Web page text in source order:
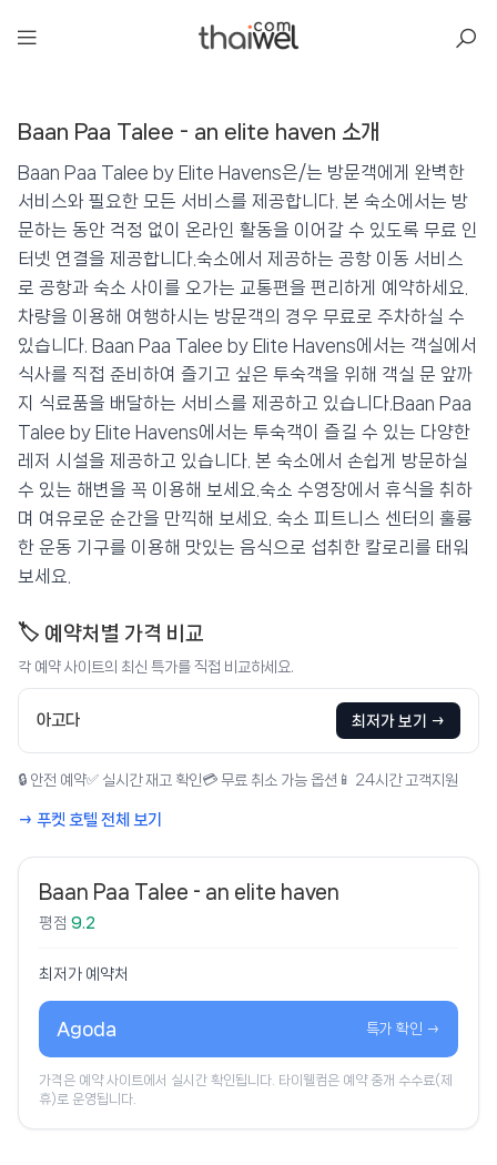
Baan Paa Talee - an elite haven
📍 푸켓★★★ ⭐ 9.2
💰 최저가 확인 · 예약하기
Baan Paa Talee - an elite haven 소개
Baan Paa Talee by Elite Havens은/는 방문객에게 완벽한
서비스와 필요한 모든 서비스를 제공합니다. 본 숙소에서는 방
문하는 동안 걱정 없이 온라인 활동을 이어갈 수 있도록 무료 인
터넷 연결을 제공합니다.숙소에서 제공하는 공항 이동 서비스
로 공항과 숙소 사이를 오가는 교통편을 편리하게 예약하세요.
차량을 이용해 여행하시는 방문객의 경우 무료로 주차하실 수
있습니다. Baan Paa Talee by Elite Havens에서는 객실에서
식사를 직접 준비하여 즐기고 싶은 투숙객을 위해 객실 문 앞까
지 식료품을 배달하는 서비스를 제공하고 있습니다.Baan Paa
Talee by Elite Havens에서는 투숙객이 즐길 수 있는 다양한
레저 시설을 제공하고 있습니다. 본 숙소에서 손쉽게 방문하실
수 있는 해변을 꼭 이용해 보세요.숙소 수영장에서 휴식을 취하
며 여유로운 순간을 만끽해 보세요. 숙소 피트니스 센터의 훌륭
한 운동 기구를 이용해 맛있는 음식으로 섭취한 칼로리를 태워
보세요.
🏷️ 예약처별 가격 비교
각 예약 사이트의 최신 특가를 직접 비교하세요.
아고다 최저가 보기 →
🔒 안전 예약✅ 실시간 재고 확인 💳 무료 취소 가능 옵션 📱 24시간 고객지원
→ 푸켓 호텔 전체 보기
Baan Paa Talee - an elite haven
평점 9.2
최저가 예약처
Agoda 특가 확인 →
가격은 예약 사이트에서 실시간 확인됩니다. 타이웰컴은 예약 중개 수수료(제
휴)로 운영됩니다.